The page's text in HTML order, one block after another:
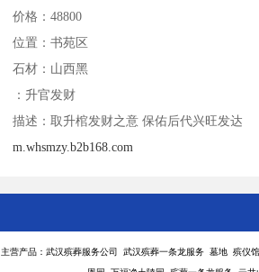
价格：48800
位置：书苑区
石材：山西黑
：升官发财
描述：取升棺发财之意 保佑后代兴旺发达
m.whsmzy.b2b168.com
主营产品：武汉殡葬服务公司 武汉殡葬一条龙服务 墓地 殡仪